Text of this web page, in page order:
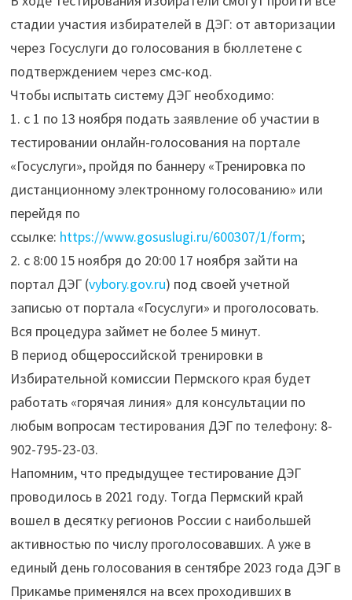
стадии участия избирателей в ДЭГ: от авторизации
через Госуслуги до голосования в бюллетене с
подтверждением через смс-код.
Чтобы испытать систему ДЭГ необходимо:
1. с 1 по 13 ноября подать заявление об участии в
тестировании онлайн-голосования на портале
«Госуслуги», пройдя по баннеру «Тренировка по
дистанционному электронному голосованию» или
перейдя по
ссылке: https://www.gosuslugi.ru/600307/1/form;
2. с 8:00 15 ноября до 20:00 17 ноября зайти на
портал ДЭГ (vybory.gov.ru) под своей учетной
записью от портала «Госуслуги» и проголосовать.
Вся процедура займет не более 5 минут.
В период общероссийской тренировки в
Избирательной комиссии Пермского края будет
работать «горячая линия» для консультации по
любым вопросам тестирования ДЭГ по телефону: 8-
902-795-23-03.
Напомним, что предыдущее тестирование ДЭГ
проводилось в 2021 году. Тогда Пермский край
вошел в десятку регионов России с наибольшей
активностью по числу проголосовавших. А уже в
единый день голосования в сентябре 2023 года ДЭГ в
Прикамье применялся на всех проходивших в